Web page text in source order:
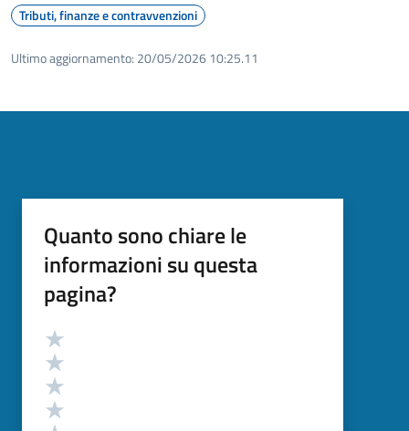
Tributi, finanze e contravvenzioni
Ultimo aggiornamento: 20/05/2026 10:25.11
Quanto sono chiare le
informazioni su questa
pagina?
Valutazione